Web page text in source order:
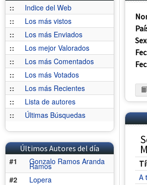
::
Indice del Web
::
Los más vistos
::
Los más Enviados
::
Los mejor Valorados
::
Los más Comentados
::
Los más Votados
::
Los más Recientes
::
Lista de autores
::
Últimas Búsquedas
Últimos Autores del día
#1
Gonzalo Ramos Aranda
Ramos
#2
Lopera
A